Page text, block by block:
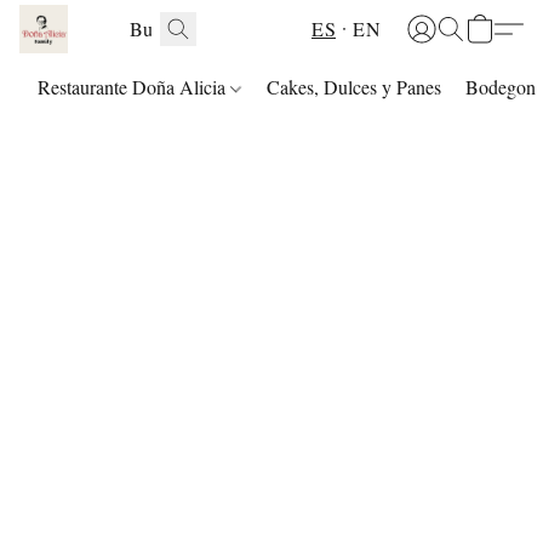
ES EN
Restaurante Doña Alicia Cakes, Dulces y Panes Bodegon